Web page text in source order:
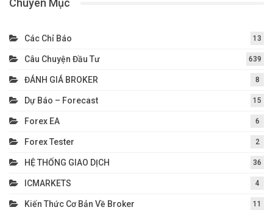
Chuyên Mục
Các Chỉ Báo 13
Câu Chuyện Đầu Tư 639
ĐÁNH GIÁ BROKER 8
Dự Báo – Forecast 15
Forex EA 6
Forex Tester 2
HỆ THỐNG GIAO DỊCH 36
ICMARKETS 4
Kiến Thức Cơ Bản Về Broker 11